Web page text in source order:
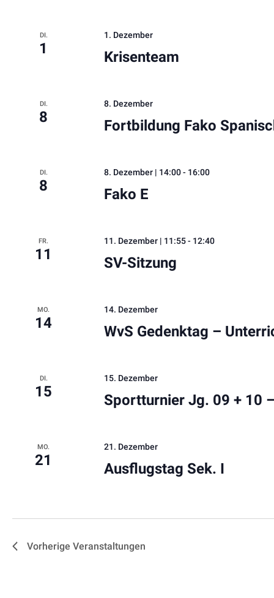
DI.
1 Krisenteam
1. Dezember
DI.
8 Fortbildung Fako
8. Dezember
DI.
8 Fako E
8. Dezember | 14:00- 16:00
FR.
11 SV-Sitzung
11. Dezember | 11:55- 12:40
MO.
14 WvS Gedenktag –
14. Dezember
DI.
15 Sportturnier Jg. 09 + 10
15. Dezember
MO.
21 Ausflugstag Sek. I
21. Dezember
Vorherige Veranstaltungen